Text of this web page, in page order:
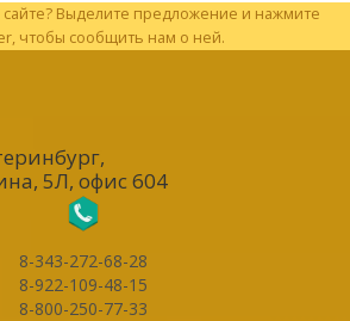
Выделите предложение и нажмите
чтобы сообщить нам о ней.
,
5Л, офис 604
8-343-272-68-28
8-922-109-48-15
8-800-250-77-33